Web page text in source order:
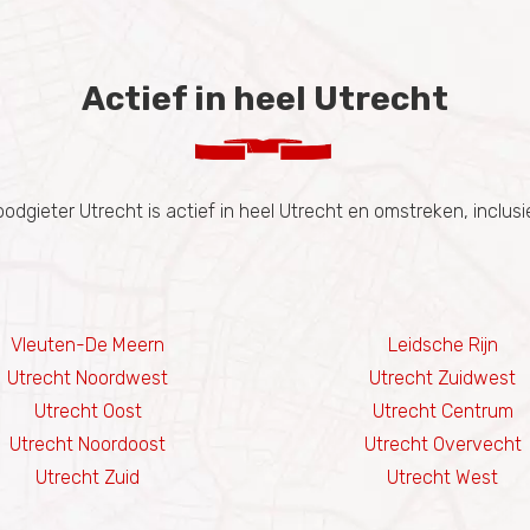
Actief in heel Utrecht
Utrecht is actief in heel Utrecht en omstreken,
Vleuten-De Meern
Leidsche Rijn
Utrecht Noordwest
Utrecht Zuidwest
Utrecht Oost
Utrecht Centrum
Utrecht Noordoost
Utrecht Overvecht
Utrecht Zuid
Utrecht West